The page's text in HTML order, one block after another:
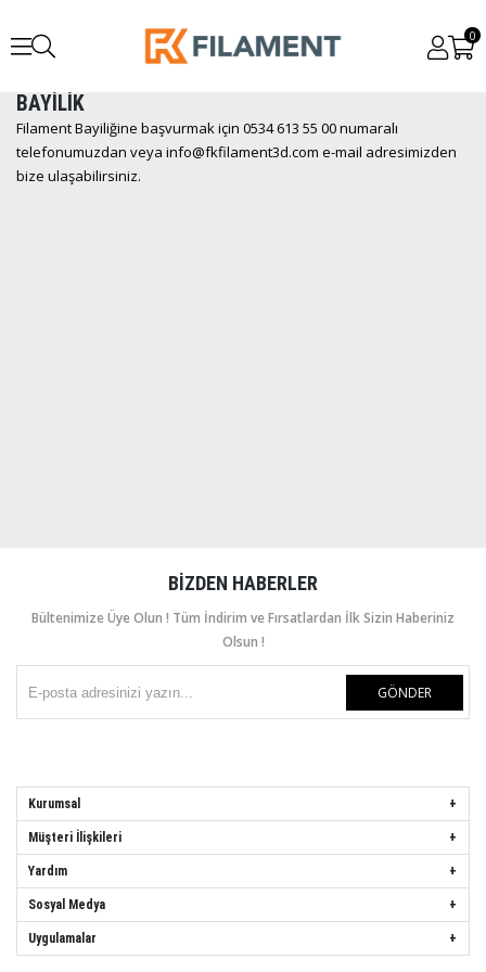
0
BAYİLİK
Filament Bayiliğine başvurmak için 0534 613 55 00 numaralı
telefonumuzdan veya info@fkfilament3d.com e-mail adresimizden
bize ulaşabilirsiniz.
BIZDEN HABERLER
Bültenimize Üye Olun ! Tüm İndirim ve Fırsatlardan İlk Sizin Haberiniz
Olsun !
GÖNDER
Kurumsal
Müşteri İlişkileri
Yardım
Sosyal Medya
Uygulamalar